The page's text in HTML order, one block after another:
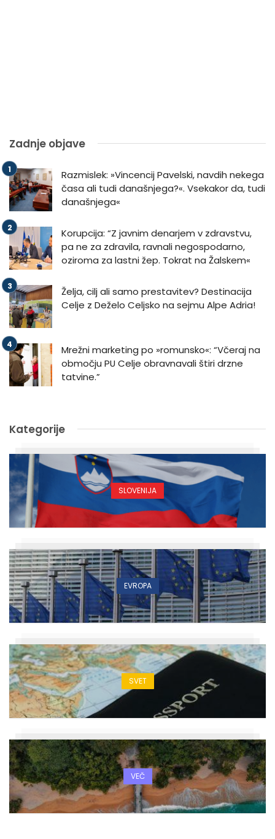
Zadnje objave
Razmislek: »Vincencij Pavelski, navdih nekega
časa ali tudi današnjega?«. Vsekakor da, tudi
današnjega«
Korupcija: “Z javnim denarjem v zdravstvu,
pa ne za zdravila, ravnali negospodarno,
oziroma za lastni žep. Tokrat na Žalskem«
Želja, cilj ali samo prestavitev? Destinacija
Celje z Deželo Celjsko na sejmu Alpe Adria!
Mrežni marketing po »romunsko«: “Včeraj na
območju PU Celje obravnavali štiri drzne
tatvine.”
Kategorije
SLOVENIJA
EVROPA
SVET
VEČ